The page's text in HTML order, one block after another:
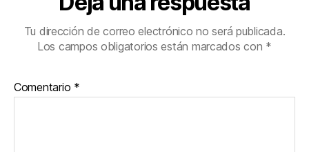
Tu dirección de correo electrónico no será publicada.
Los campos obligatorios están marcados con *
Comentario *